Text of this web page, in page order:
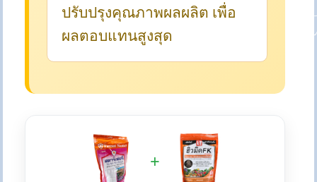
ปรับปรุงคุณภาพผลผลิต เพื่อ
ผลตอบแทนสูงสุด
+